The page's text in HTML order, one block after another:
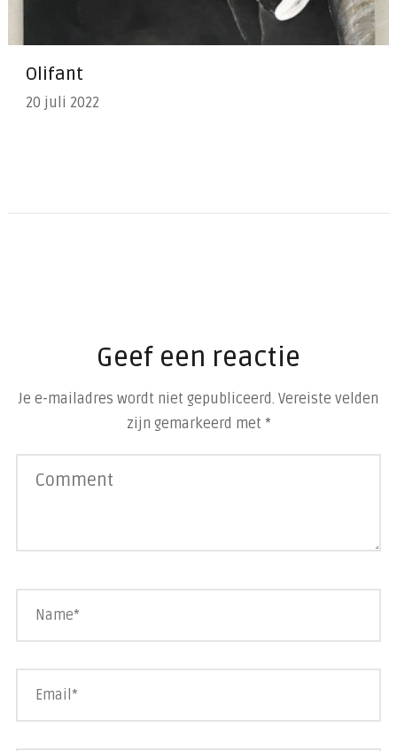
Olifant
20 juli 2022
Geef een reactie
Je e-mailadres wordt niet gepubliceerd. Vereiste velden
zijn gemarkeerd met *